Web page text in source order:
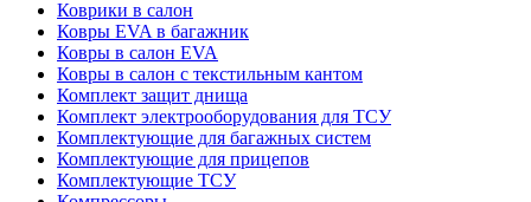
Коврики в салон
Ковры EVA в багажник
Ковры в салон EVA
Ковры в салон с текстильным кантом
Комплект защит днища
Комплект электрооборудования для ТСУ
Комплектующие для багажных систем
Комплектующие для прицепов
Комплектующие ТСУ